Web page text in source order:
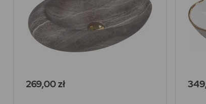
Cena
269,00 zł